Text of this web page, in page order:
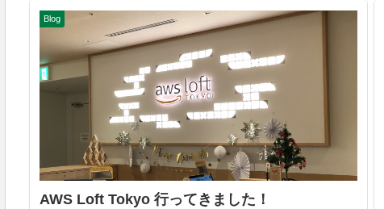
Blog
AWS Loft Tokyo 行ってきました！